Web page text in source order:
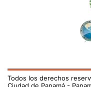
Todos los derechos
Ciudad de Panamá -